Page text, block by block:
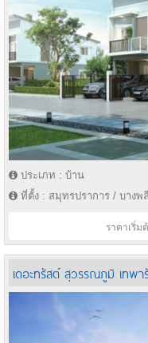
ประเภท : บ้าน
ที่ตั้ง : สมุทรปราการ / บางพ
ราคาเริ่ม
เดอะทรัสต์ สุวรรณภูมิ เทพา